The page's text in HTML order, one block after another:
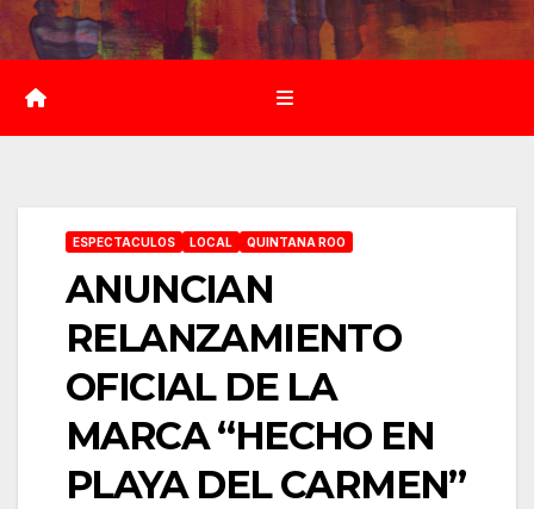
Saltar
al
contenido
ESPECTACULOS LOCAL QUINTANA ROO
ANUNCIAN
RELANZAMIENTO
OFICIAL DE LA
MARCA “HECHO EN
PLAYA DEL CARMEN”